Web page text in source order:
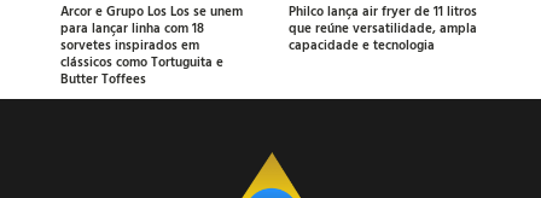
Arcor e Grupo Los Los se unem
para lançar linha com 18
sorvetes inspirados em
clássicos como Tortuguita e
Butter Toffees
Philco lança air fryer de 11 litros
que reúne versatilidade, ampla
capacidade e tecnologia